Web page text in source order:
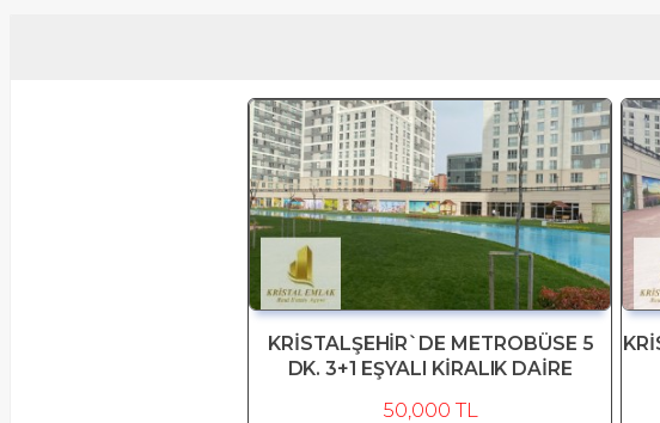
KRİSTALŞEHİR`DE METROBÜSE 5
DK. 3+1 EŞYALI KİRALIK DAİRE
50,000 TL